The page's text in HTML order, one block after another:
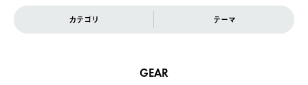
カテゴリ テーマ
GEAR